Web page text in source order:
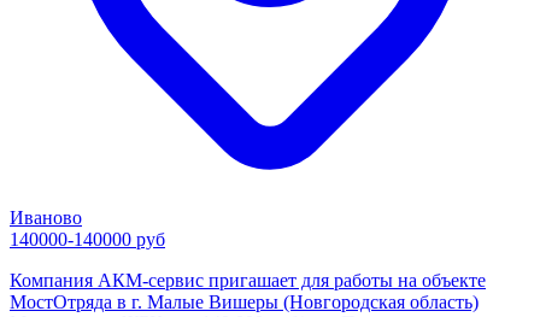
Иваново
140000-140000 руб
Компания АКМ-сервис пригашает для работы на объекте
МостОтряда в г. Малые Вишеры (Новгородская область)